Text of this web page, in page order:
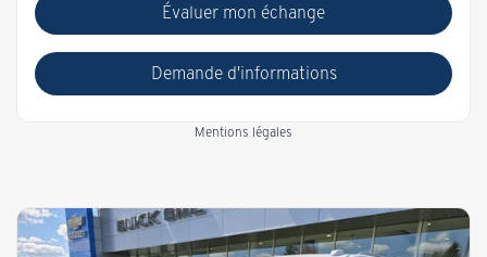
Évaluer mon échange
Demande d'informations
Mentions légales